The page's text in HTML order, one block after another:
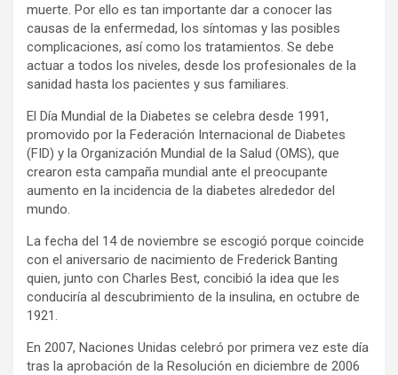
muerte. Por ello es tan importante dar a conocer las
causas de la enfermedad, los síntomas y las posibles
complicaciones, así como los tratamientos. Se debe
actuar a todos los niveles, desde los profesionales de la
sanidad hasta los pacientes y sus familiares.
El Día Mundial de la Diabetes se celebra desde 1991,
promovido por la Federación Internacional de Diabetes
(FID) y la Organización Mundial de la Salud (OMS), que
crearon esta campaña mundial ante el preocupante
aumento en la incidencia de la diabetes alrededor del
mundo.
La fecha del 14 de noviembre se escogió porque coincide
con el aniversario de nacimiento de Frederick Banting
quien, junto con Charles Best, concibió la idea que les
conduciría al descubrimiento de la insulina, en octubre de
1921.
En 2007, Naciones Unidas celebró por primera vez este día
tras la aprobación de la Resolución en diciembre de 2006